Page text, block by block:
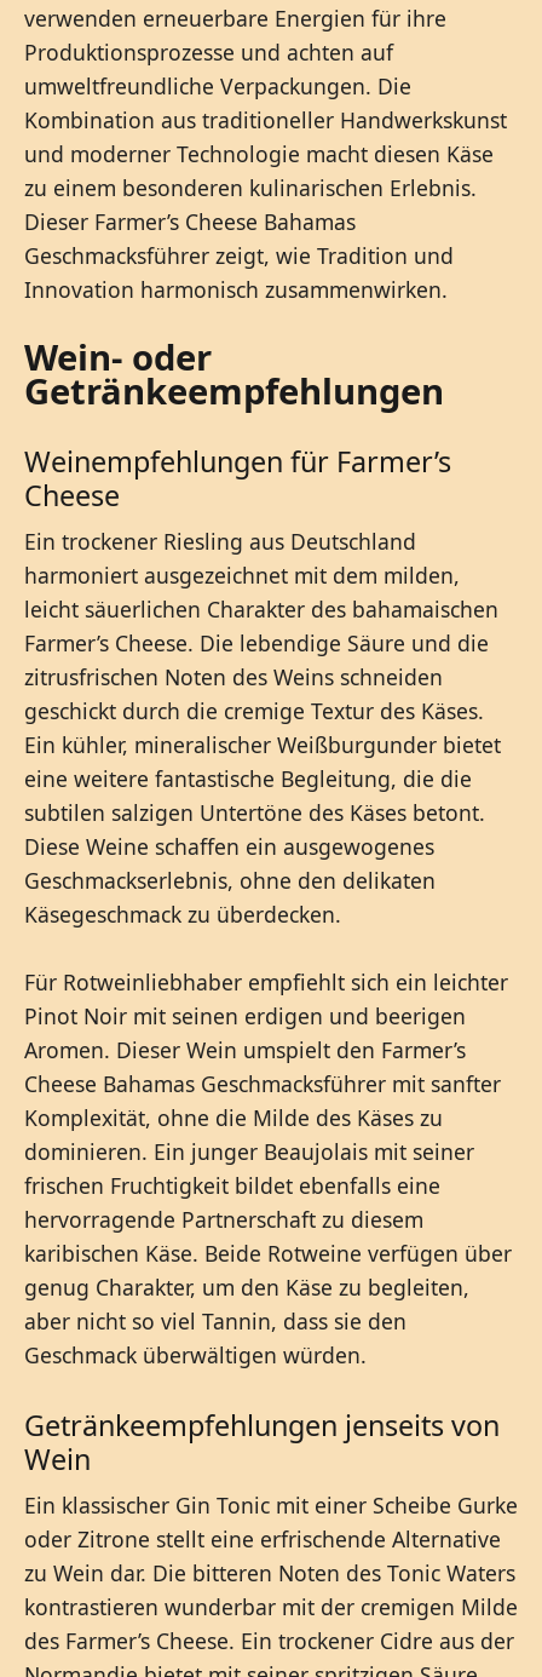
verwenden erneuerbare Energien für ihre
Produktionsprozesse und achten auf
umweltfreundliche Verpackungen. Die
Kombination aus traditioneller Handwerkskunst
und moderner Technologie macht diesen Käse
zu einem besonderen kulinarischen Erlebnis.
Dieser Farmer’s Cheese Bahamas
Geschmacksführer zeigt, wie Tradition und
Innovation harmonisch zusammenwirken.
Wein- oder
Getränkeempfehlungen
Weinempfehlungen für Farmer’s
Cheese
Ein trockener Riesling aus Deutschland
harmoniert ausgezeichnet mit dem milden,
leicht säuerlichen Charakter des bahamaischen
Farmer’s Cheese. Die lebendige Säure und die
zitrusfrischen Noten des Weins schneiden
geschickt durch die cremige Textur des Käses.
Ein kühler, mineralischer Weißburgunder bietet
eine weitere fantastische Begleitung, die die
subtilen salzigen Untertöne des Käses betont.
Diese Weine schaffen ein ausgewogenes
Geschmackserlebnis, ohne den delikaten
Käsegeschmack zu überdecken.
Für Rotweinliebhaber empfiehlt sich ein leichter
Pinot Noir mit seinen erdigen und beerigen
Aromen. Dieser Wein umspielt den Farmer’s
Cheese Bahamas Geschmacksführer mit sanfter
Komplexität, ohne die Milde des Käses zu
dominieren. Ein junger Beaujolais mit seiner
frischen Fruchtigkeit bildet ebenfalls eine
hervorragende Partnerschaft zu diesem
karibischen Käse. Beide Rotweine verfügen über
genug Charakter, um den Käse zu begleiten,
aber nicht so viel Tannin, dass sie den
Geschmack überwältigen würden.
Getränkeempfehlungen jenseits von
Wein
Ein klassischer Gin Tonic mit einer Scheibe Gurke
oder Zitrone stellt eine erfrischende Alternative
zu Wein dar. Die bitteren Noten des Tonic Waters
kontrastieren wunderbar mit der cremigen Milde
des Farmer’s Cheese. Ein trockener Cidre aus der